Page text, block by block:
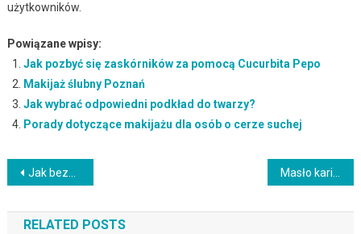
użytkowników.
Powiązane wpisy:
Jak pozbyć się zaskórników za pomocą Cucurbita Pepo
Makijaż ślubny Poznań
Jak wybrać odpowiedni podkład do twarzy?
Porady dotyczące makijażu dla osób o cerze suchej
Nawigacja
wpisu
Jak bezpiecznie wprowadzić retinol do pielęgnacji skóry? Masło karite – właściwości, działanie i zastosowanie w pielęgnacji
RELATED POSTS